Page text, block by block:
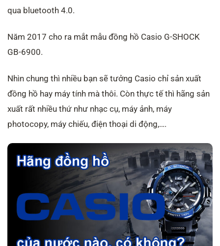
qua bluetooth 4.0.
Năm 2017 cho ra mắt mẫu đồng hồ Casio G-SHOCK
GB-6900.
Nhìn chung thì nhiều bạn sẽ tưởng Casio chỉ sản xuất
đồng hồ hay máy tính mà thôi. Còn thực tế thì hãng sản
xuất rất nhiều thứ như nhạc cụ, máy ảnh, máy
photocopy, máy chiếu, điện thoại di động,….